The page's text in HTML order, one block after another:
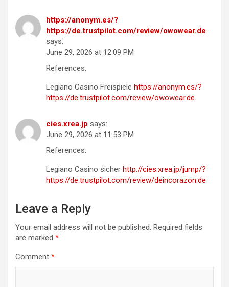
https://anonym.es/?
https://de.trustpilot.com/review/owowear.de
says:
June 29, 2026 at 12:09 PM
References:
Legiano Casino Freispiele https://anonym.es/?
https://de.trustpilot.com/review/owowear.de
cies.xrea.jp says:
June 29, 2026 at 11:53 PM
References:
Legiano Casino sicher http://cies.xrea.jp/jump/?
https://de.trustpilot.com/review/deincorazon.de
Leave a Reply
Your email address will not be published. Required fields
are marked *
Comment *